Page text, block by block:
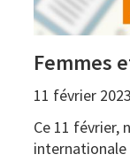
Femmes
11 février 2023
Ce 11 février,